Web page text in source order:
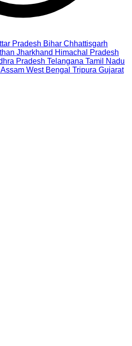
Pradesh Bihar Chhattisgarh
Jharkhand Himachal Pradesh
Pradesh Telangana Tamil Nadu
Assam West Bengal Tripura Gujarat